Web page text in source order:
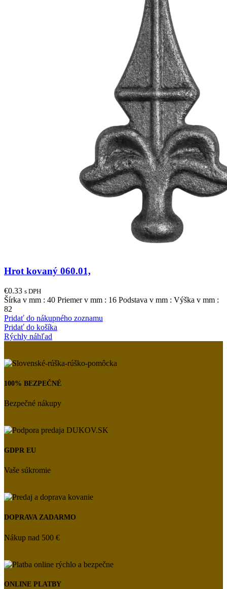
Hrot kovaný 060.01,
€0.33 s DPH
Šírka v mm : 40 Priemer v mm : 16 Podstava v mm : Výška v mm :
82
Pridať do nákupného zoznamu
Pridať do košíka
Rýchly náhľad
100% BEZPEČNÉ
Bezpečné nákupy
GDPR EU
Vaše súkromie
DOPRAVA ZADARMO
Nákup nad 500 €
ONLINE PLATBY